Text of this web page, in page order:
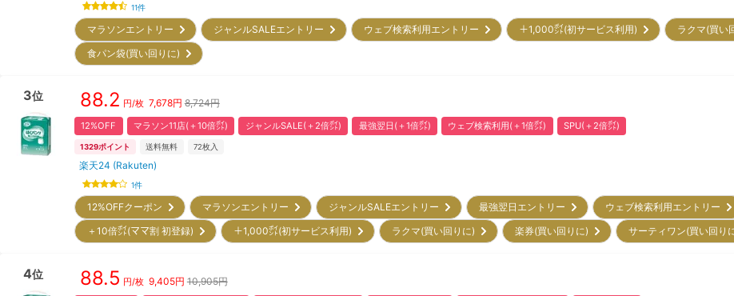
11件
マラソンエントリー ジャンルSALEエントリー ウェブ検索利用エントリー ＋1,000㌽(初サービス利用) ラクマ(買
食パン袋(買い回りに)
3位 88.2 円/枚 7,678円 8,724円
12%OFF マラソン11店(＋10倍㌽) ジャンルSALE(＋2倍㌽) 最強翌日(＋1倍㌽) ウェブ検索利用(＋1倍㌽) SPU(＋2倍㌽)
1329ポイント 送料無料 72枚入
楽天24 (Rakuten)
1件
12%OFFクーポン マラソンエントリー ジャンルSALEエントリー 最強翌日エントリー ウェブ検索利用エントリー
＋10倍㌽(ママ割 初登録)
＋1,000㌽(初サービス利用) ラクマ(買い回りに) 楽券(買い回りに) サーティワン(買い回
4位 88.5 円/枚 9,405円 10,905円